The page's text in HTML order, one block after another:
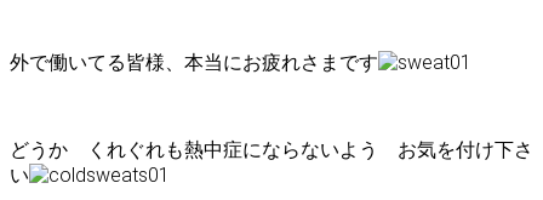
外で働いてる皆様、本当にお疲れさまです
どうか くれぐれも熱中症にならないよう お気を付け下さ
い